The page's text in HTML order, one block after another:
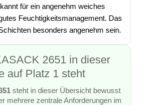
für ein angenehm weiches
Feuchtigkeitsmanagement. Das
besonders angenehm sein.
2651 in dieser
auf Platz 1 steht
steht in dieser Übersicht bewusst
mehrere zentrale Anforderungen im